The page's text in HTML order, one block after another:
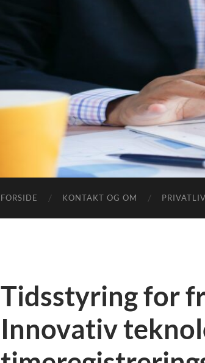
FORSIDE KONTAKT OG OM
Tidsstyring for
Innovativ